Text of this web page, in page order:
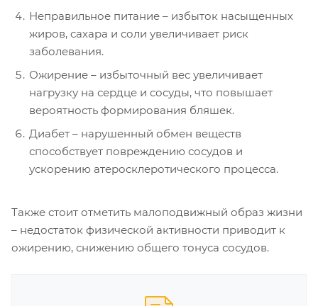
Неправильное питание – избыток насыщенных
жиров, сахара и соли увеличивает риск
заболевания.
Ожирение – избыточный вес увеличивает
нагрузку на сердце и сосуды, что повышает
вероятность формирования бляшек.
Диабет – нарушенный обмен веществ
способствует повреждению сосудов и
ускорению атеросклеротического процесса.
Также стоит отметить малоподвижный образ жизни
– недостаток физической активности приводит к
ожирению, снижению общего тонуса сосудов.